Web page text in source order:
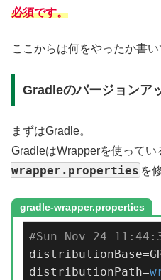
必須です。
ここからは何をやったか書い
Gradleのバージョンア
まずはGradle。
GradleはWrapperを使ってい
wrapper.properties を
gradle-wrapper.properties
#Sun Nov 24
distributionPath=